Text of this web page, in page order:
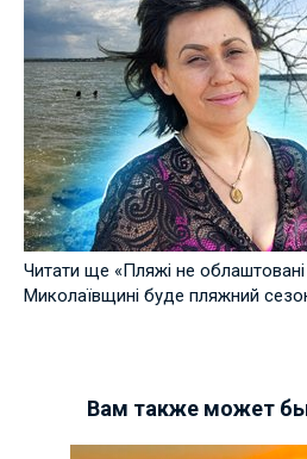
Читати ще «Пляжі не
Миколаївщині буде пляжний
Вам также может